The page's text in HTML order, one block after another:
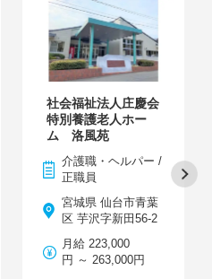
社会福祉法人庄慶会
特別養護老人ホー
ム 洛風苑
介護職・ヘルパー /
正職員
宮城県 仙台市青葉
区 芋沢字新田56-2
月給 223,000
円 ～ 263,000円